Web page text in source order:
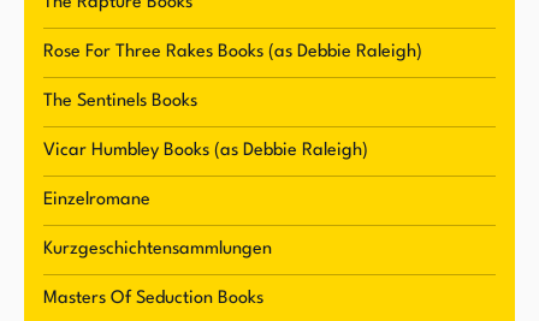
Wendung, nachdem sie ihre erste Episode von
Bekannt ist sie für ihre Guardians of Eternity-
Serie, die 2015 ihren zwölften Band
veröffentlicht. Ivy genießt das Schreiben in
verschiedenen Genres, einschließlich Paranormal,
Erotik und romantic suspense. Sie ist eine
produktive Schriftstellerin, die es genießt, ihre
Charaktere auf Papier zum Leben zu erwecken.
Rose For Three Rakes Books (as Debbie Raleigh)
The Sentinels Books
Vicar Humbley Books (as Debbie Raleigh)
Einzelromane
Kurzgeschichtensammlungen
Masters Of Seduction Books